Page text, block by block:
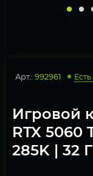
Арт.: 992961
Игровой
RTX 5060
285K | 32